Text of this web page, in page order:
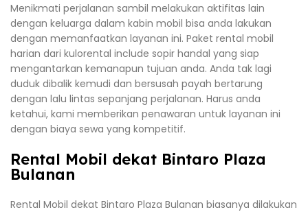
Menikmati perjalanan sambil melakukan aktifitas lain
dengan keluarga dalam kabin mobil bisa anda lakukan
dengan memanfaatkan layanan ini. Paket rental mobil
harian dari kulorental include sopir handal yang siap
mengantarkan kemanapun tujuan anda. Anda tak lagi
duduk dibalik kemudi dan bersusah payah bertarung
dengan lalu lintas sepanjang perjalanan. Harus anda
ketahui, kami memberikan penawaran untuk layanan ini
dengan biaya sewa yang kompetitif.
Rental Mobil dekat Bintaro Plaza
Bulanan
Rental Mobil dekat Bintaro Plaza Bulanan biasanya dilakukan